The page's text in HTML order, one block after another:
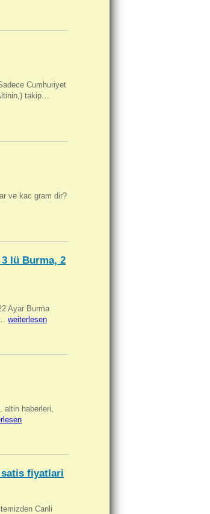
Cumhuriyet
takip…
ve kac gram dir?
lü Burma, 2
Ayar Burma
weiterlesen
altin haberleri,
fiyatlari
Canli